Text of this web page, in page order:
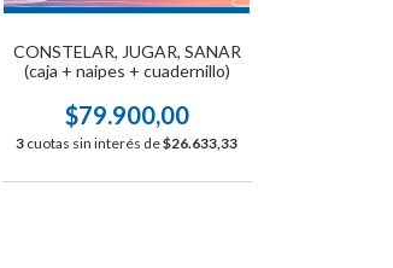
CONSTELAR, JUGAR, SANAR
(caja + naipes + cuadernillo)
$79.900,00
3 cuotas sin interés de$26.633,33